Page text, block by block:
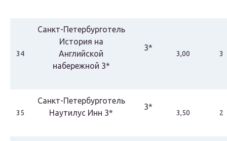
34
Санкт-Петербурготель
История на
Английской
набережной 3*
3*
3,00 3
35
Санкт-Петербурготель
Наутилус Инн 3*
3*
3,50 2